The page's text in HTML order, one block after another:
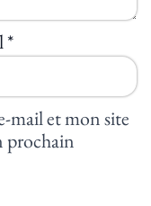
*
mail et mon site
prochain